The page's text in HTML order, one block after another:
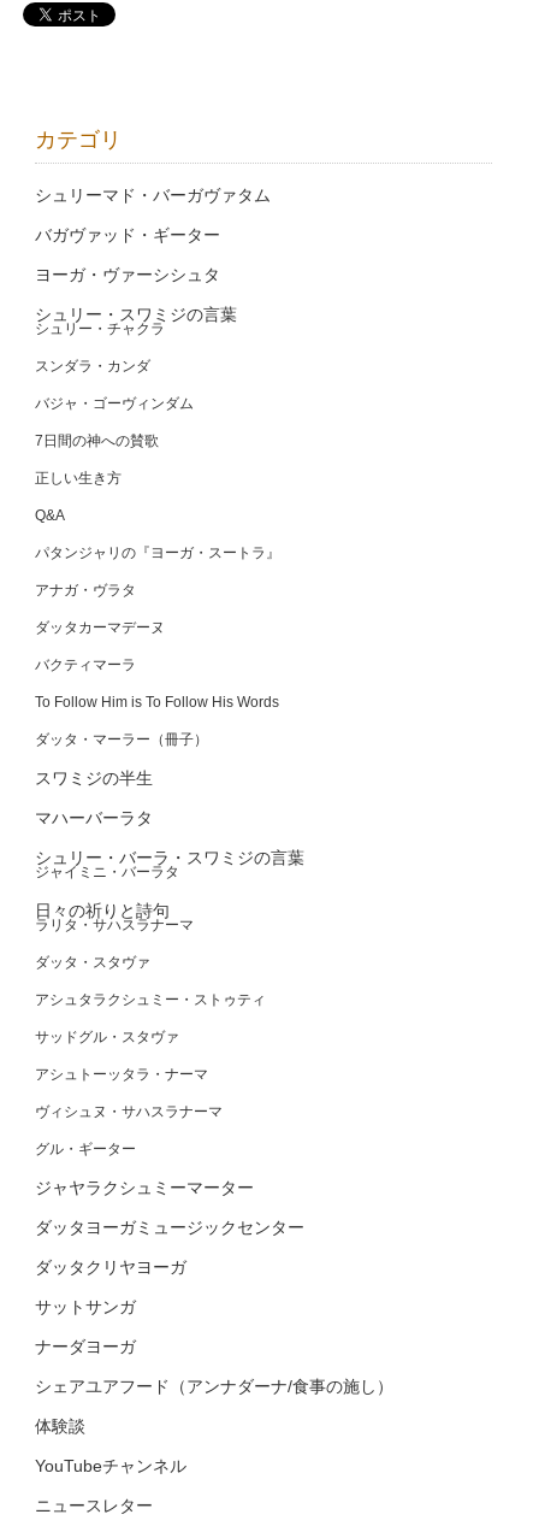
カテゴリ
シュリーマド・バーガヴァタム
バガヴァッド・ギーター
ヨーガ・ヴァーシシュタ
シュリー・スワミジの言葉
シュリー・チャクラ
スンダラ・カンダ
バジャ・ゴーヴィンダム
7日間の神への賛歌
正しい生き方
Q&A
パタンジャリの『ヨーガ・スートラ』
アナガ・ヴラタ
ダッタカーマデーヌ
バクティマーラ
To Follow Him is To Follow His Words
ダッタ・マーラー（冊子）
スワミジの半生
マハーバーラタ
シュリー・バーラ・スワミジの言葉
ジャイミニ・バーラタ
日々の祈りと詩句
ラリタ・サハスラナーマ
ダッタ・スタヴァ
アシュタラクシュミー・ストゥティ
サッドグル・スタヴァ
アシュトーッタラ・ナーマ
ヴィシュヌ・サハスラナーマ
グル・ギーター
ジャヤラクシュミーマーター
ダッタヨーガミュージックセンター
ダッタクリヤヨーガ
サットサンガ
ナーダヨーガ
シェアユアフード（アンナダーナ/食事の施し）
体験談
YouTubeチャンネル
ニュースレター